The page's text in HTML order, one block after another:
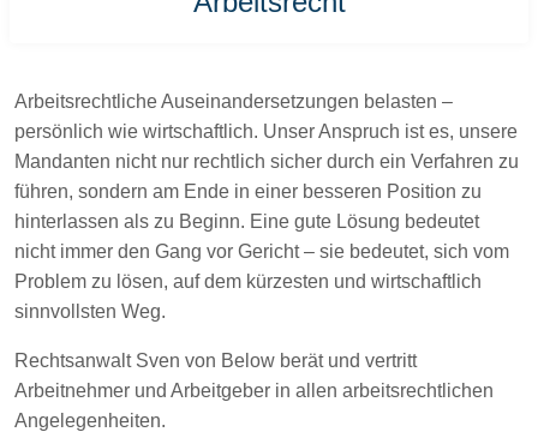
Arbeitsrechtliche Auseinandersetzungen belasten –
persönlich wie wirtschaftlich. Unser Anspruch ist es, unsere
Mandanten nicht nur rechtlich sicher durch ein Verfahren zu
führen, sondern am Ende in einer besseren Position zu
hinterlassen als zu Beginn. Eine gute Lösung bedeutet
nicht immer den Gang vor Gericht – sie bedeutet, sich vom
Problem zu lösen, auf dem kürzesten und wirtschaftlich
sinnvollsten Weg.
Rechtsanwalt Sven von Below berät und vertritt
Arbeitnehmer und Arbeitgeber in allen arbeitsrechtlichen
Angelegenheiten.